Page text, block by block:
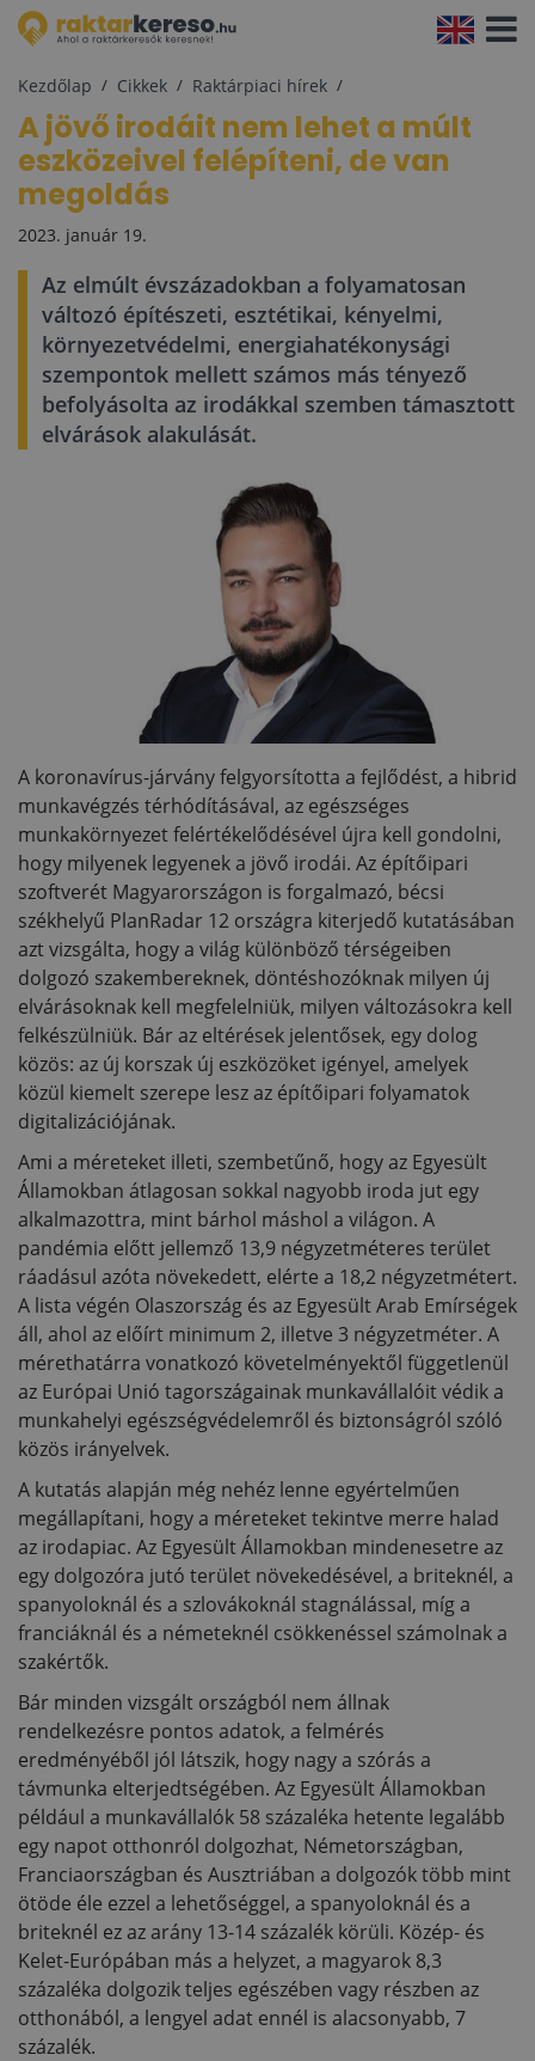
Kezdőlap Cikkek Raktárpiaci hírek
A jövő irodáit nem lehet a múlt
eszközeivel felépíteni, de van
megoldás
2023. január 19.
Az elmúlt évszázadokban a folyamatosan
változó építészeti, esztétikai, kényelmi,
környezetvédelmi, energiahatékonysági
szempontok mellett számos más tényező
befolyásolta az irodákkal szemben támasztott
elvárások alakulását.
A koronavírus-járvány felgyorsította a fejlődést, a hibrid
munkavégzés térhódításával, az egészséges
munkakörnyezet felértékelődésével újra kell gondolni,
hogy milyenek legyenek a jövő irodái. Az építőipari
szoftverét Magyarországon is forgalmazó, bécsi
székhelyű PlanRadar 12 országra kiterjedő kutatásában
azt vizsgálta, hogy a világ különböző térségeiben
dolgozó szakembereknek, döntéshozóknak milyen új
elvárásoknak kell megfelelniük, milyen változásokra kell
felkészülniük. Bár az eltérések jelentősek, egy dolog
közös: az új korszak új eszközöket igényel, amelyek
közül kiemelt szerepe lesz az építőipari folyamatok
digitalizációjának.
Ami a méreteket illeti, szembetűnő, hogy az Egyesült
Államokban átlagosan sokkal nagyobb iroda jut egy
alkalmazottra, mint bárhol máshol a világon. A
pandémia előtt jellemző 13,9 négyzetméteres terület
ráadásul azóta növekedett, elérte a 18,2 négyzetmétert.
A lista végén Olaszország és az Egyesült Arab Emírségek
áll, ahol az előírt minimum 2, illetve 3 négyzetméter. A
mérethatárra vonatkozó követelményektől függetlenül
az Európai Unió tagországainak munkavállalóit védik a
munkahelyi egészségvédelemről és biztonságról szóló
közös irányelvek.
A kutatás alapján még nehéz lenne egyértelműen
megállapítani, hogy a méreteket tekintve merre halad
az irodapiac. Az Egyesült Államokban mindenesetre az
egy dolgozóra jutó terület növekedésével, a briteknél, a
spanyoloknál és a szlovákoknál stagnálással, míg a
franciáknál és a németeknél csökkenéssel számolnak a
szakértők.
Bár minden vizsgált országból nem állnak
rendelkezésre pontos adatok, a felmérés
eredményéből jól látszik, hogy nagy a szórás a
távmunka elterjedtségében. Az Egyesült Államokban
például a munkavállalók 58 százaléka hetente legalább
egy napot otthonról dolgozhat, Németországban,
Franciaországban és Ausztriában a dolgozók több mint
ötöde éle ezzel a lehetőséggel, a spanyoloknál és a
briteknél ez az arány 13-14 százalék körüli. Közép- és
Kelet-Európában más a helyzet, a magyarok 8,3
százaléka dolgozik teljes egészében vagy részben az
otthonából, a lengyel adat ennél is alacsonyabb, 7
százalék.